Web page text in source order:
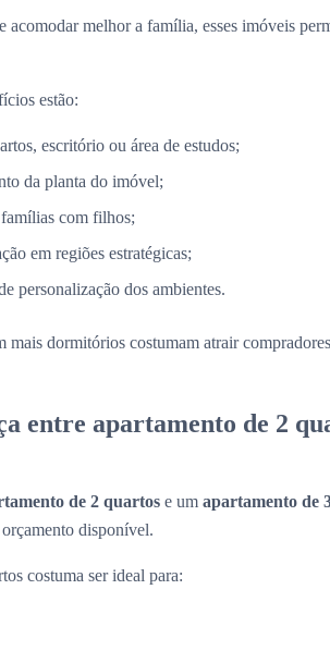
acomodar melhor a família, esses imóveis
estão:
escritório ou área de estudos;
da planta do imóvel;
com filhos;
em regiões estratégicas;
personalização dos ambientes.
mais dormitórios costumam atrair
entre apartamento de 2
de 2 quartos e um apartamento de
disponível.
costuma ser ideal para: